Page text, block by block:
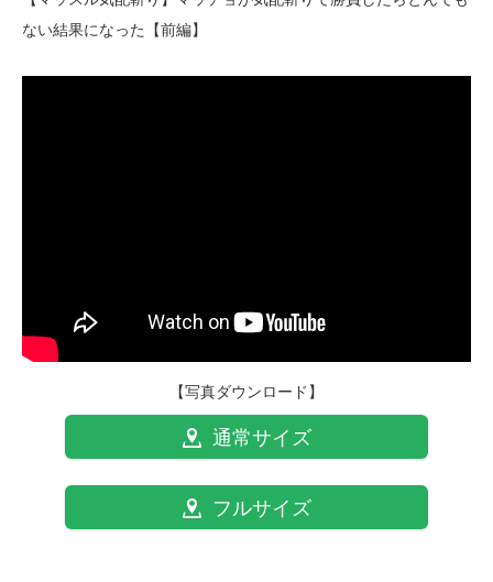
ない結果になった【前編】
【写真ダウンロード】
通常サイズ
フルサイズ